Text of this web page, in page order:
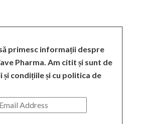
primesc informații despre
Pharma. Am citit și sunt de
condițiile și cu politica de